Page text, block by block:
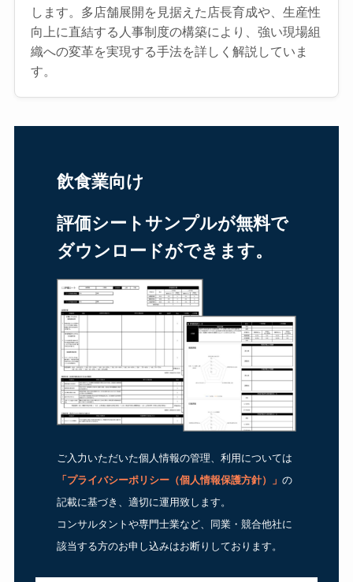
します。多店舗展開を見据えた店長育成や、生産性
向上に直結する人事制度の構築により、強い現場組
織への変革を実現する手法を詳しく解説していま
す。
飲食業向け
評価シートサンプルが無料で
ダウンロードができます。
ご入力いただいた個人情報の管理、利用については
「 プライバシーポリシー（個人情報保護方針） 」 の
記載に基づき、適切に運用致します。
コンサルタントや専門士業など、同業・競合他社に
該当する方のお申し込みはお断りしております。